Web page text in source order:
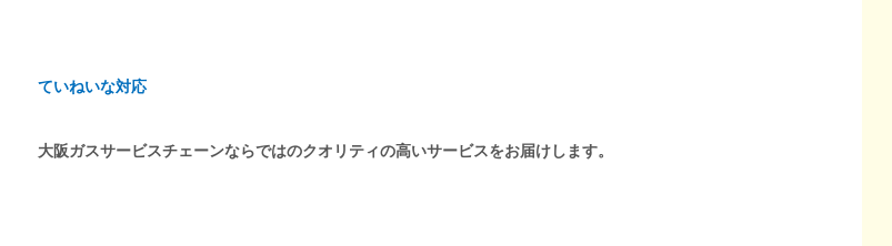
ていねいな対応
大阪ガスサービスチェーンならではのクオリティの高いサービスをお届けします。